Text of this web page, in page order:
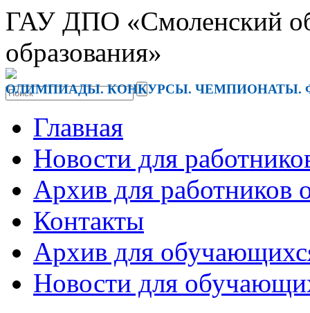
ГАУ ДПО «Смоленский
образования»
ОЛИМПИАДЫ. КОНКУРСЫ. ЧЕМПИОНАТЫ.
Главная
Новости для
Архив для работников
Контакты
Архив для
Новости для